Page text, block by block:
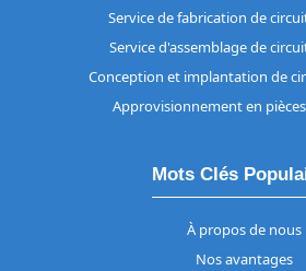
Service de fabrication de
Service d'assemblage de
Conception et implantation de
Approvisionnement en
Mots Clés
À propos de nous
Nos avantages